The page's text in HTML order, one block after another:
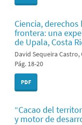
Ciencia,
frontera: una
de Upala, Costa
David Sequeira
Pág. 18-20
PDF
“Cacao del
y motor de